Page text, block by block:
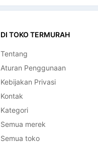
DI TOKO TERMURAH
Tentang
Aturan Penggunaan
Kebijakan Privasi
Kontak
Kategori
Semua merek
Semua toko